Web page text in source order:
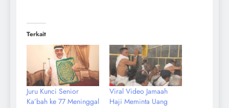
Terkait
Juru Kunci Senior
Ka’bah ke 77 Meninggal
Viral Video Jamaah
Haji Meminta Uang